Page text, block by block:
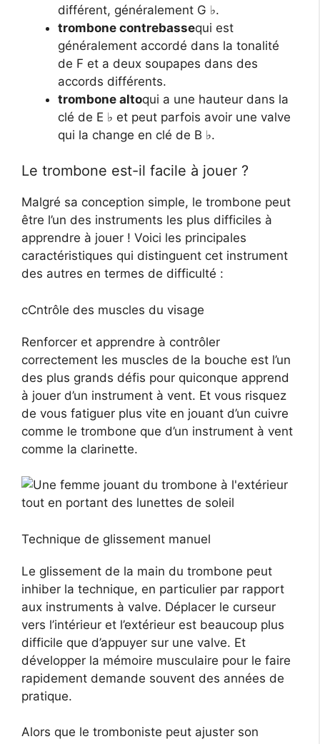
différent, généralement G ♭.
trombone contrebassequi est
généralement accordé dans la tonalité
de F et a deux soupapes dans des
accords différents.
trombone altoqui a une hauteur dans la
clé de E ♭ et peut parfois avoir une valve
qui la change en clé de B ♭.
Le trombone est-il facile à jouer ?
Malgré sa conception simple, le trombone peut
être l’un des instruments les plus difficiles à
apprendre à jouer ! Voici les principales
caractéristiques qui distinguent cet instrument
des autres en termes de difficulté :
cCntrôle des muscles du visage
Renforcer et apprendre à contrôler
correctement les muscles de la bouche est l’un
des plus grands défis pour quiconque apprend
à jouer d’un instrument à vent. Et vous risquez
de vous fatiguer plus vite en jouant d’un cuivre
comme le trombone que d’un instrument à vent
comme la clarinette.
Technique de glissement manuel
Le glissement de la main du trombone peut
inhiber la technique, en particulier par rapport
aux instruments à valve. Déplacer le curseur
vers l’intérieur et l’extérieur est beaucoup plus
difficile que d’appuyer sur une valve. Et
développer la mémoire musculaire pour le faire
rapidement demande souvent des années de
pratique.
Alors que le tromboniste peut ajuster son